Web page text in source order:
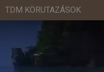
TDM KÖRUTAZÁSOK